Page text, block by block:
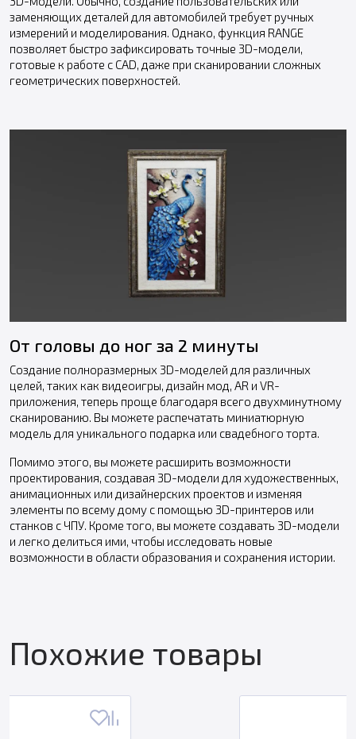
заменяющих деталей для автомобилей требует ручных
измерений и моделирования. Однако, функция RANGE
позволяет быстро зафиксировать точные 3D-модели,
готовые к работе с CAD, даже при сканировании сложных
геометрических поверхностей.
От головы до ног за 2 минуты
Создание полноразмерных 3D-моделей для различных
целей, таких как видеоигры, дизайн мод, AR и VR-
приложения, теперь проще благодаря всего двухминутному
сканированию. Вы можете распечатать миниатюрную
модель для уникального подарка или свадебного торта.
Помимо этого, вы можете расширить возможности
проектирования, создавая 3D-модели для художественных,
анимационных или дизайнерских проектов и изменяя
элементы по всему дому с помощью 3D-принтеров или
станков с ЧПУ. Кроме того, вы можете создавать 3D-модели
и легко делиться ими, чтобы исследовать новые
возможности в области образования и сохранения истории.
Похожие товары